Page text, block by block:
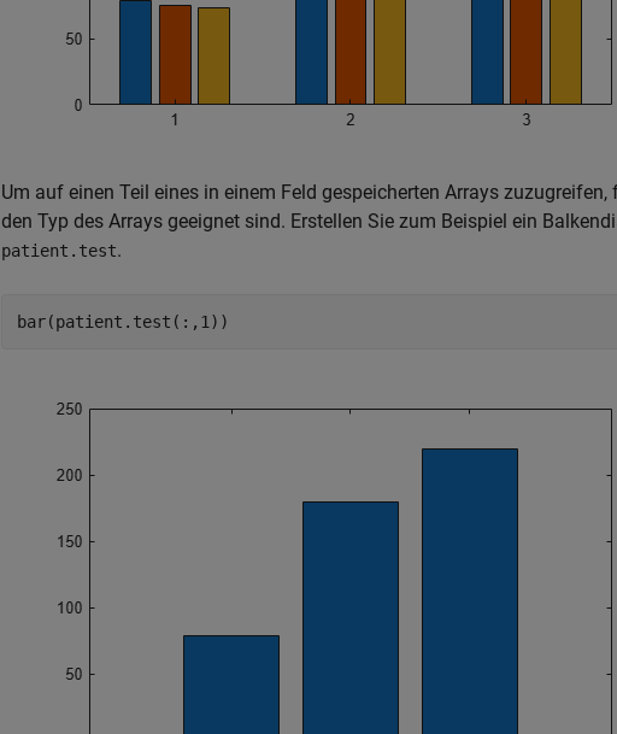
Um auf einen Teil eines in einem Feld gespeicherten Arrays
den Typ des Arrays geeignet sind. Erstellen Sie zum Beispiel ein
patient.test.
bar(patient.test(:,1))